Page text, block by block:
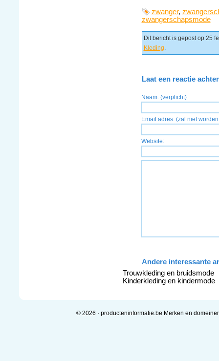
zwanger,
zwangerschapsmode
Dit bericht is gepost op 25
Kleding.
Laat een reactie achter
Naam: (verplicht)
Email adres: (zal niet
Website:
Andere interessante
Trouwkleding en bruidsmode
Kinderkleding en kindermode
© 2026 · producteninformatie.be Merken en